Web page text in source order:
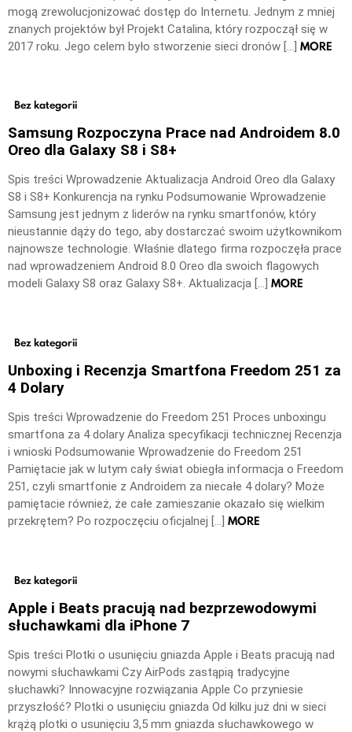
mogą zrewolucjonizować dostęp do Internetu. Jednym z mniej
znanych projektów był Projekt Catalina, który rozpoczął się w
2017 roku. Jego celem było stworzenie sieci dronów […] MORE
Bez kategorii
Samsung Rozpoczyna Prace nad Androidem 8.0
Oreo dla Galaxy S8 i S8+
Spis treści Wprowadzenie Aktualizacja Android Oreo dla Galaxy
S8 i S8+ Konkurencja na rynku Podsumowanie Wprowadzenie
Samsung jest jednym z liderów na rynku smartfonów, który
nieustannie dąży do tego, aby dostarczać swoim użytkownikom
najnowsze technologie. Właśnie dlatego firma rozpoczęła prace
nad wprowadzeniem Android 8.0 Oreo dla swoich flagowych
modeli Galaxy S8 oraz Galaxy S8+. Aktualizacja […] MORE
Bez kategorii
Unboxing i Recenzja Smartfona Freedom 251 za
4 Dolary
Spis treści Wprowadzenie do Freedom 251 Proces unboxingu
smartfona za 4 dolary Analiza specyfikacji technicznej Recenzja
i wnioski Podsumowanie Wprowadzenie do Freedom 251
Pamiętacie jak w lutym cały świat obiegła informacja o Freedom
251, czyli smartfonie z Androidem za niecałe 4 dolary? Może
pamiętacie również, że całe zamieszanie okazało się wielkim
przekrętem? Po rozpoczęciu oficjalnej […] MORE
Bez kategorii
Apple i Beats pracują nad bezprzewodowymi
słuchawkami dla iPhone 7
Spis treści Plotki o usunięciu gniazda Apple i Beats pracują nad
nowymi słuchawkami Czy AirPods zastąpią tradycyjne
słuchawki? Innowacyjne rozwiązania Apple Co przyniesie
przyszłość? Plotki o usunięciu gniazda Od kilku już dni w sieci
krążą plotki o usunięciu 3,5 mm gniazda słuchawkowego w